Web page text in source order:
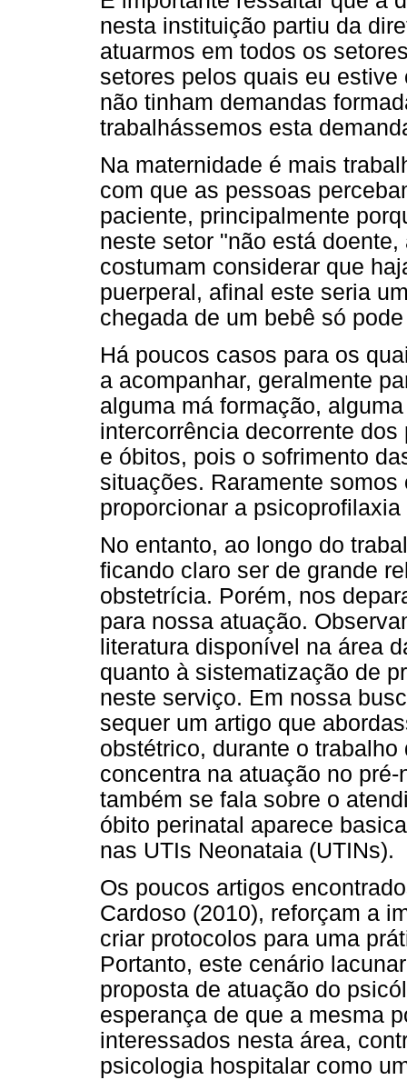
nesta instituição partiu da
atuarmos em todos os
setores pelos quais eu
não tinham demandas
trabalhássemos esta
Na maternidade é mais
com que as pessoas
paciente, principalmente
neste setor "não está
costumam considerar que
puerperal, afinal este seria
chegada de um bebê só
Há poucos casos para os
a acompanhar, geralmente
alguma má formação,
intercorrência decorrente
e óbitos, pois o sofrimento
situações. Raramente
proporcionar a
No entanto, ao longo do
ficando claro ser de grande
obstetrícia. Porém, nos
para nossa atuação.
literatura disponível na área
quanto à sistematização de
neste serviço. Em nossa
sequer um artigo que
obstétrico, durante o
concentra na atuação no
também se fala sobre o
óbito perinatal aparece
nas UTIs Neonataia (UTINs).
Os poucos artigos
Cardoso (2010), reforçam a
criar protocolos para uma
Portanto, este cenário
proposta de atuação do
esperança de que a mesma
interessados nesta área,
psicologia hospitalar como